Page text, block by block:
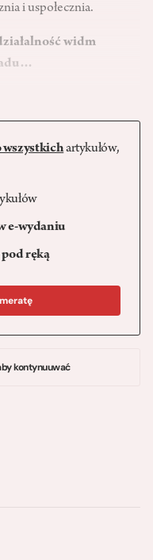
i uspołecznia.
widm
artykułów,
e-wydaniu
ręką
kontynuuwać